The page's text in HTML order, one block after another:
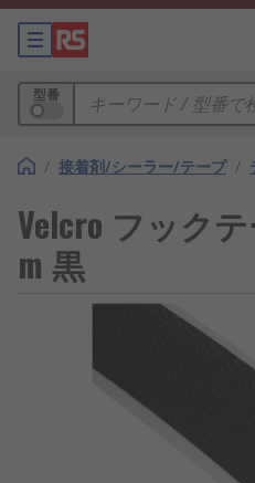
型番
/ 接着剤/シーラー/テープ /
Velcro フック
m 黒